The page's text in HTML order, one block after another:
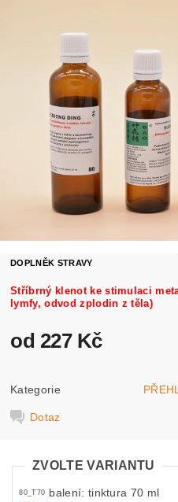
DOPLNĚK STRAVY
Stříbrný klenot ke stimulaci
lymfy, odvod zplodin z těla)
od 227 Kč
Kategorie
Dotaz
ZVOLTE VARIANTU
80_T70 balení: tinktura 70 ml